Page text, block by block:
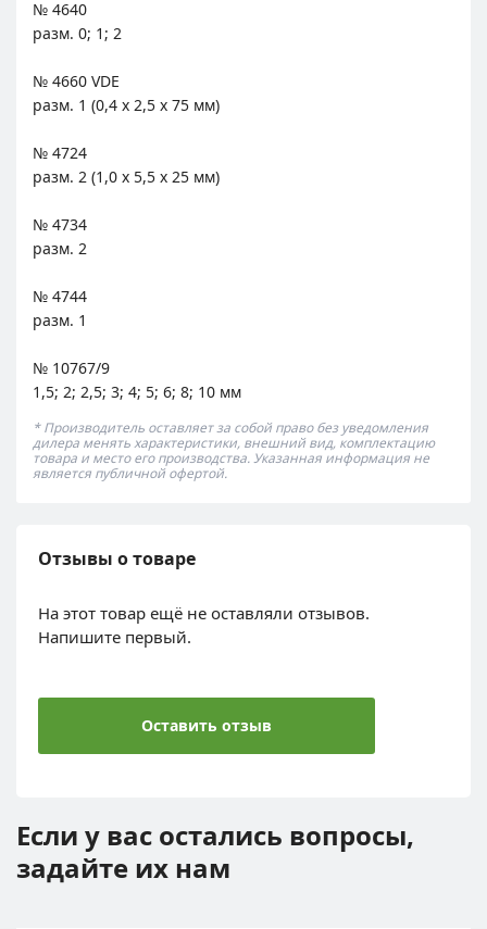
№ 4640
разм. 0; 1; 2
№ 4660 VDE
разм. 1 (0,4 x 2,5 x 75 мм)
№ 4724
разм. 2 (1,0 x 5,5 x 25 мм)
№ 4734
разм. 2
№ 4744
разм. 1
№ 10767/9
1,5; 2; 2,5; 3; 4; 5; 6; 8; 10 мм
* Производитель оставляет за собой право без уведомления
дилера менять характеристики, внешний вид, комплектацию
товара и место его производства. Указанная информация не
является публичной офертой.
Отзывы о товаре
На этот товар ещё не оставляли отзывов.
Напишите первый.
Оставить отзыв
Если у вас остались вопросы,
задайте их нам